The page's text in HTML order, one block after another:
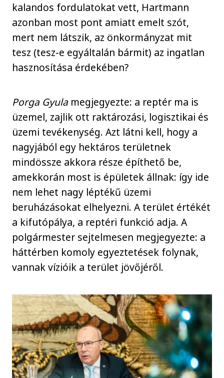
kalandos fordulatokat vett, Hartmann
azonban most pont amiatt emelt szót,
mert nem látszik, az önkormányzat mit
tesz (tesz-e egyáltalán bármit) az ingatlan
hasznosítása érdekében?
Porga Gyulamegjegyezte: a reptér ma is
üzemel, zajlik ott raktározási, logisztikai és
üzemi tevékenység. Azt látni kell, hogy a
nagyjából egy hektáros területnek
mindössze akkora része építhető be,
amekkorán most is épületek állnak: így ide
nem lehet nagy léptékű üzemi
beruházásokat elhelyezni. A terület értékét
a kifutópálya, a reptéri funkció adja. A
polgármester sejtelmesen megjegyezte: a
háttérben komoly egyeztetések folynak,
vannak vízióik a terület jövőjéről.